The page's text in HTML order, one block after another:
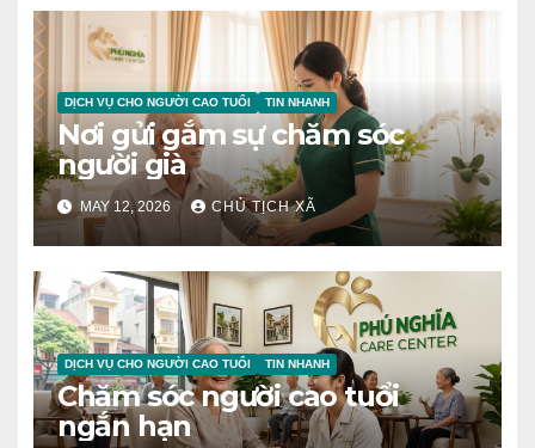
DỊCH VỤ CHO NGƯỜI CAO TUỔI TIN NHANH
Nơi gửi gắm sự chăm sóc
người già
MAY 12, 2026 CHỦ TỊCH XÃ
DỊCH VỤ CHO NGƯỜI CAO TUỔI TIN NHANH
Chăm sóc người cao tuổi
ngắn hạn